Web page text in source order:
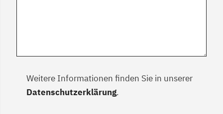
Weitere Informationen finden Sie in unserer
Datenschutzerklärung.